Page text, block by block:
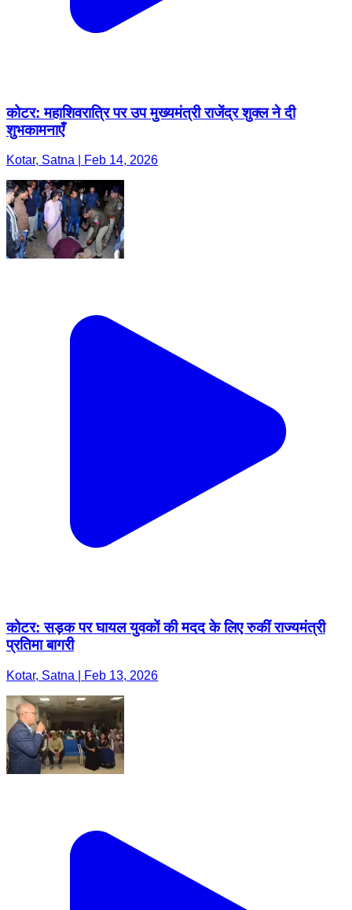
कोटर: महाशिवरात्रि पर उप मुख्यमंत्री राजेंद्र शुक्ल ने दी
शुभकामनाएँ
Kotar, Satna | Feb 14, 2026
कोटर: सड़क पर घायल युवकों की मदद के लिए रुकीं राज्यमंत्री
प्रतिमा बागरी
Kotar, Satna | Feb 13, 2026